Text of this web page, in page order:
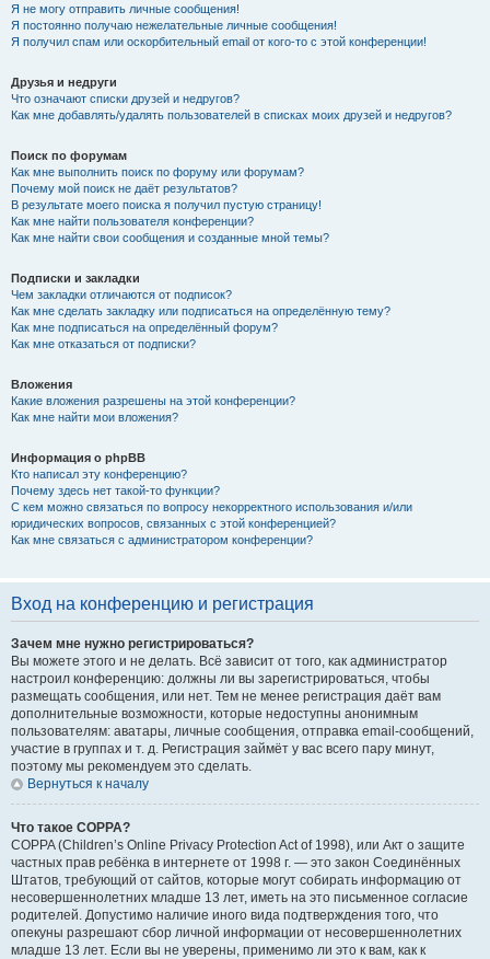
Я не могу отправить личные сообщения!
Я постоянно получаю нежелательные личные сообщения!
Я получил спам или оскорбительный email от кого-то с этой конференции!
Друзья и недруги
Что означают списки друзей и недругов?
Как мне добавлять/удалять пользователей в списках моих друзей и недругов?
Поиск по форумам
Как мне выполнить поиск по форуму или форумам?
Почему мой поиск не даёт результатов?
В результате моего поиска я получил пустую страницу!
Как мне найти пользователя конференции?
Как мне найти свои сообщения и созданные мной темы?
Подписки и закладки
Чем закладки отличаются от подписок?
Как мне сделать закладку или подписаться на определённую тему?
Как мне подписаться на определённый форум?
Как мне отказаться от подписки?
Вложения
Какие вложения разрешены на этой конференции?
Как мне найти мои вложения?
Информация о phpBB
Кто написал эту конференцию?
Почему здесь нет такой-то функции?
С кем можно связаться по вопросу некорректного использования и/или
юридических вопросов, связанных с этой конференцией?
Как мне связаться с администратором конференции?
Вход на конференцию и регистрация
Зачем мне нужно регистрироваться?
Вы можете этого и не делать. Всё зависит от того, как администратор
настроил конференцию: должны ли вы зарегистрироваться, чтобы
размещать сообщения, или нет. Тем не менее регистрация даёт вам
дополнительные возможности, которые недоступны анонимным
пользователям: аватары, личные сообщения, отправка email-сообщений,
участие в группах и т. д. Регистрация займёт у вас всего пару минут,
поэтому мы рекомендуем это сделать.
Вернуться к началу
Что такое COPPA?
COPPA (Children’s Online Privacy Protection Act of 1998), или Акт о защите
частных прав ребёнка в интернете от 1998 г. — это закон Соединённых
Штатов, требующий от сайтов, которые могут собирать информацию от
несовершеннолетних младше 13 лет, иметь на это письменное согласие
родителей. Допустимо наличие иного вида подтверждения того, что
опекуны разрешают сбор личной информации от несовершеннолетних
младше 13 лет. Если вы не уверены, применимо ли это к вам, как к